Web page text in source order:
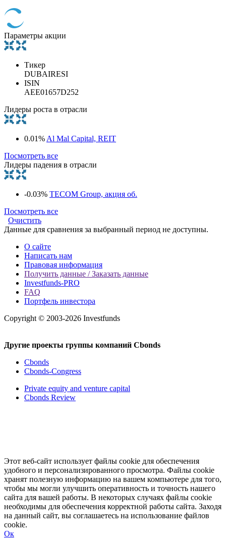
Параметры акции
Тикер
DUBAIRESI
ISIN
AEE01657D252
Лидеры роста в отрасли
0.01% Al Mal Capital, REIT
Посмотреть все
Лидеры падения в отрасли
-0.03% TECOM Group, акция об.
Посмотреть все
Очистить
Данные для сравнения за выбранный период не доступны.
О сайте
Написать нам
Правовая информация
Получить данные / Заказать данные
Investfunds-PRO
FAQ
Портфель инвестора
Copyright © 2003-2026 Investfunds
Другие проекты группы компаний Cbonds
Cbonds
Cbonds-Congress
Private equity and venture capital
Cbonds Review
Этот веб-сайт использует файлы cookie для обеспечения
удобного и персонализированного просмотра. Файлы cookie
хранят полезную информацию на вашем компьютере для того,
чтобы мы могли улучшить оперативность и точность нашего
сайта для вашей работы. В некоторых случаях файлы cookie
необходимы для обеспечения корректной работы сайта. Заходя
на данный сайт, вы соглашаетесь на использование файлов
cookie.
Ок